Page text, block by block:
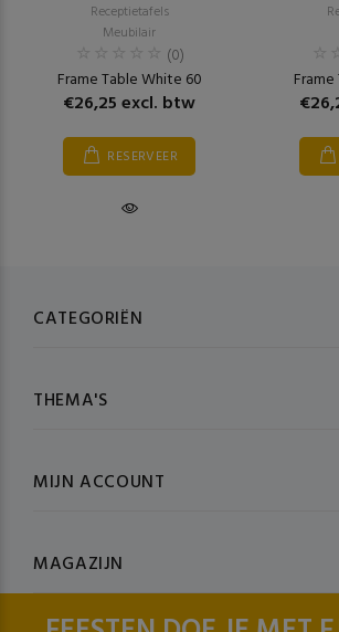
Receptietafels
Meubilair
(0)
Frame Table White 60
€26,25 excl. btw
RESERVEER
CATEGORIËN
THEMA'S
MIJN ACCOUNT
MAGAZIJN